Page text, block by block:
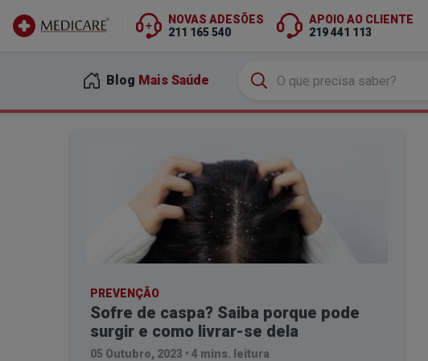
NOVAS ADESÕES
211 165 540
APOIO AO CLIENTE
219 441 113
Blog Mais Saúde
PREVENÇÃO
Sofre de caspa? Saiba porque pode
surgir e como livrar-se dela
05 Outubro, 2023 • 4 mins. leitura